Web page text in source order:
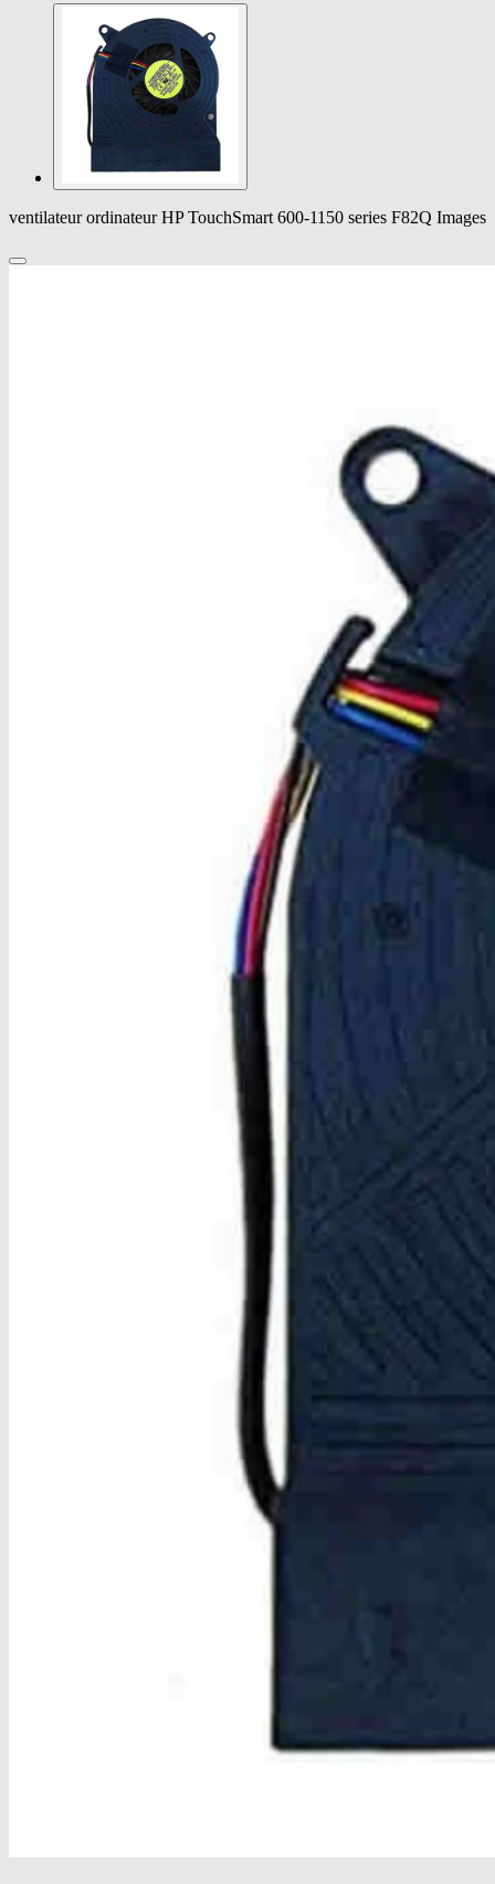
ventilateur ordinateur HP TouchSmart 600-1150 series F82Q Images